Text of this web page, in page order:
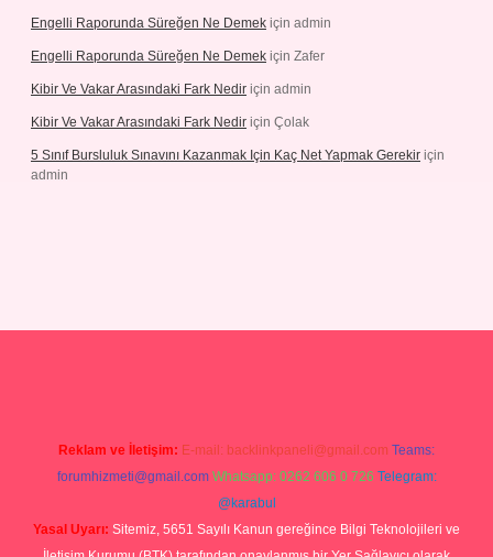
Engelli Raporunda Süreğen Ne Demek için admin
Engelli Raporunda Süreğen Ne Demek için Zafer
Kibir Ve Vakar Arasındaki Fark Nedir için admin
Kibir Ve Vakar Arasındaki Fark Nedir için Çolak
5 Sınıf Bursluluk Sınavını Kazanmak Için Kaç Net Yapmak Gerekir için
admin
Reklam ve İletişim: E-mail: backlinkpaneli@gmail.com Teams:
forumhizmeti@gmail.com Whatsapp: 0262 606 0 726 Telegram:
@karabul
Yasal Uyarı: Sitemiz, 5651 Sayılı Kanun gereğince Bilgi Teknolojileri ve